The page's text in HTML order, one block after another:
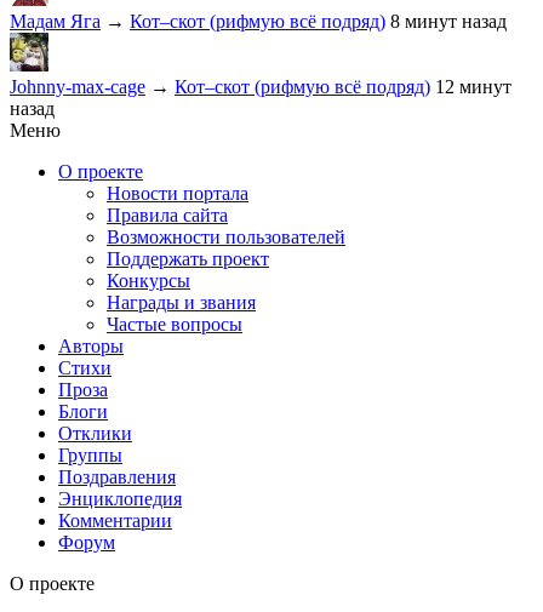
Мадам Яга → Кот–скот (рифмую всё подряд) 8 минут назад
Johnny-max-cage → Кот–скот (рифмую всё подряд) 12 минут
назад
Меню
О проекте
Новости портала
Правила сайта
Возможности пользователей
Поддержать проект
Конкурсы
Награды и звания
Частые вопросы
Авторы
Стихи
Проза
Блоги
Отклики
Группы
Поздравления
Энциклопедия
Комментарии
Форум
О проекте